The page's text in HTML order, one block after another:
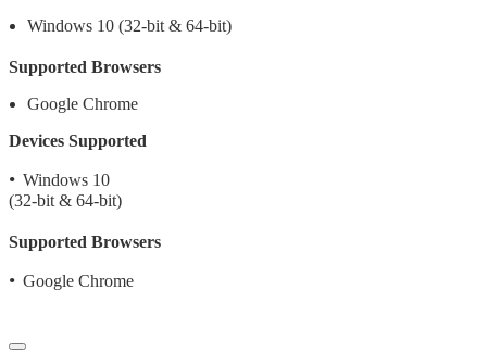
Windows 10 (32-bit & 64-bit)
Supported Browsers
Google Chrome
Devices Supported
• Windows 10
(32-bit & 64-bit)
Supported Browsers
• Google Chrome